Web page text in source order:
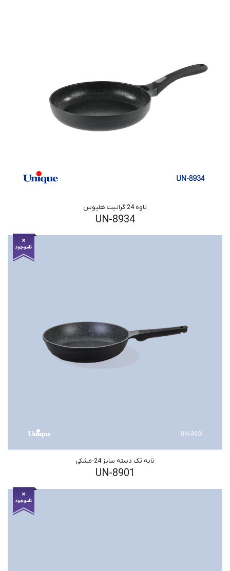
تاوه 24 گرانیت هلیوس
UN-8934
تابه تک دسته سایز 24-مشکی
UN-8901